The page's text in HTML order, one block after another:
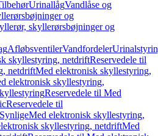
UrinallågVandlåse og
og
skyllerørsbøjninger og
AfløbsventilerVandfordeler
skyllestyring, netdriftReservedele til
netdriftMed elektronisk skyllestyring,
elektronisk skyllestyring,
Reservedele til Med
Reservedele til
Med elektronisk skyllestyring,
skyllestyring, netdriftMed